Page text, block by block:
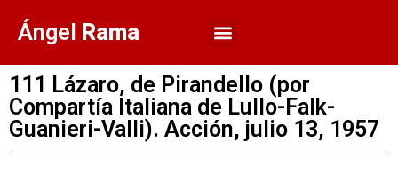
Ángel Rama
111 Lázaro, de Pirandello (por
Compartía Italiana de Lullo-Falk-
Guanieri-Valli). Acción, julio 13, 1957